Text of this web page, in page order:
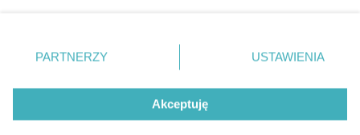
© 2026 wSzczecinie.pl
Created by GOD
prywatności znajdujący się w lewym dolnym rogu strony
. Niektóre rodzaje przetwarzania danych nie wymagają
takiemu przetwarzaniu. Preferencje będą miały
zastosowania tylko na tej witrynie.
PARTNERZY USTAWIENIA
Akceptuję